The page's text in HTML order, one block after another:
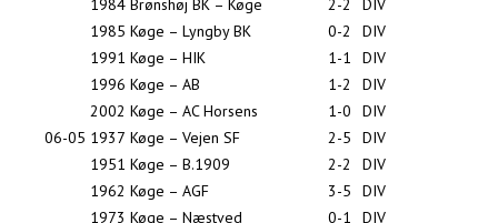
1984 Brønshøj BK – Køge 2-2
DIV
1985 Køge – Lyngby BK 0-2
DIV
1991 Køge – HIK 1-1
DIV
1996 Køge – AB 1-2
DIV
2002 Køge – AC Horsens 1-0
DIV
06-05 1937 Køge – Vejen SF 2-5
DIV
1951 Køge – B.1909 2-2
DIV
1962 Køge – AGF 3-5
DIV
1973 Køge – Næstved 0-1
DIV